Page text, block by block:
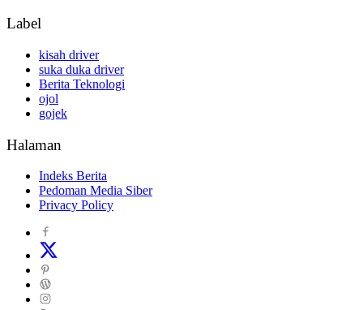
Label
kisah driver
suka duka driver
Berita Teknologi
ojol
gojek
Halaman
Indeks Berita
Pedoman Media Siber
Privacy Policy